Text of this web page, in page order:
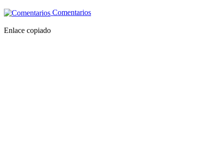
Comentarios
Enlace copiado